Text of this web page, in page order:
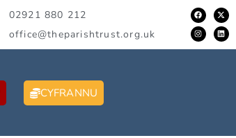
02921 880 212
office@theparishtrust.org.uk
CYFRANNU